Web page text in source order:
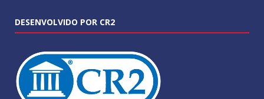
DESENVOLVIDO POR CR2